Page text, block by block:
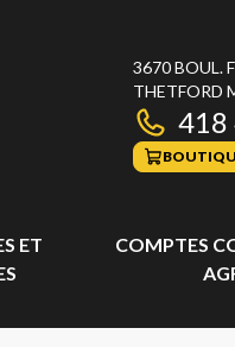
3670 BOUL.
THETFORD
418
ET
COMPTES